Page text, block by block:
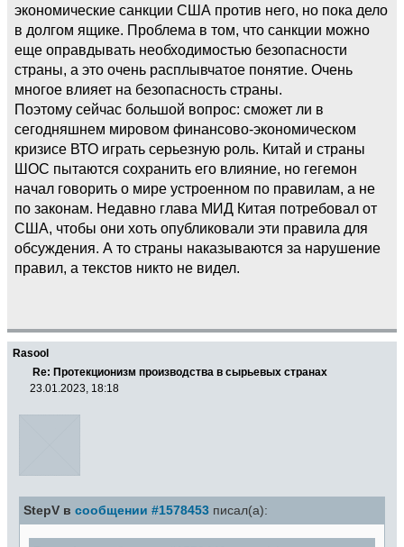
экономические санкции США против него, но пока дело
в долгом ящике. Проблема в том, что санкции можно
еще оправдывать необходимостью безопасности
страны, а это очень расплывчатое понятие. Очень
многое влияет на безопасность страны.
Поэтому сейчас большой вопрос: сможет ли в
сегодняшнем мировом финансово-экономическом
кризисе ВТО играть серьезную роль. Китай и страны
ШОС пытаются сохранить его влияние, но гегемон
начал говорить о мире устроенном по правилам, а не
по законам. Недавно глава МИД Китая потребовал от
США, чтобы они хоть опубликовали эти правила для
обсуждения. А то страны наказываются за нарушение
правил, а текстов никто не видел.
Rasool
Re: Протекционизм производства в сырьевых странах
23.01.2023, 18:18
StepV в сообщении #1578453 писал(а):